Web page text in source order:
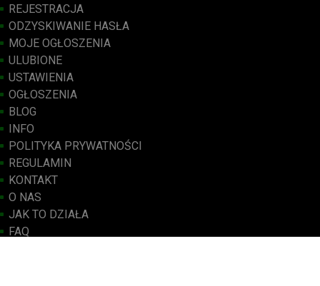
REJESTRACJA
ODZYSKIWANIE HASŁA
MOJE OGŁOSZENIA
ULUBIONE
USTAWIENIA
OGŁOSZENIA
BLOG
INFO
POLITYKA PRYWATNOŚCI
REGULAMIN
KONTAKT
O NAS
JAK TO DZIAŁA
FAQ